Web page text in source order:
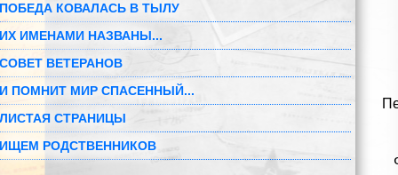
ПОБЕДА КОВАЛАСЬ В ТЫЛУ
ИХ ИМЕНАМИ НАЗВАНЫ...
СОВЕТ ВЕТЕРАНОВ
И ПОМНИТ МИР СПАСЕННЫЙ...
ЛИСТАЯ СТРАНИЦЫ
ИЩЕМ РОДСТВЕННИКОВ